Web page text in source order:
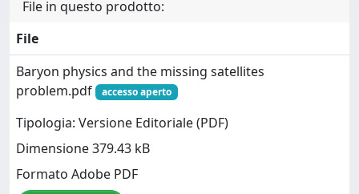
File in questo prodotto:
File
Baryon physics and the missing satellites
problem.pdf
accesso aperto
Tipologia: Versione Editoriale (PDF)
Dimensione 379.43 kB
Formato Adobe PDF